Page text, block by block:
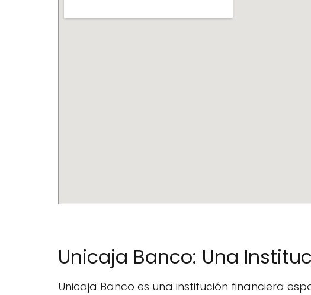
Unicaja Banco: Una
Unicaja Banco es una institución financiera